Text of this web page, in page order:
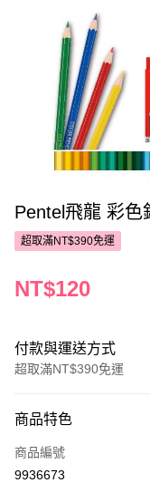
Pentel飛龍 彩色
超取滿NT$390免運
NT$120
付款與運送方式
超取滿NT$390免運
POYA支付
信用卡一次付款
商品特色
商品編號
9936673